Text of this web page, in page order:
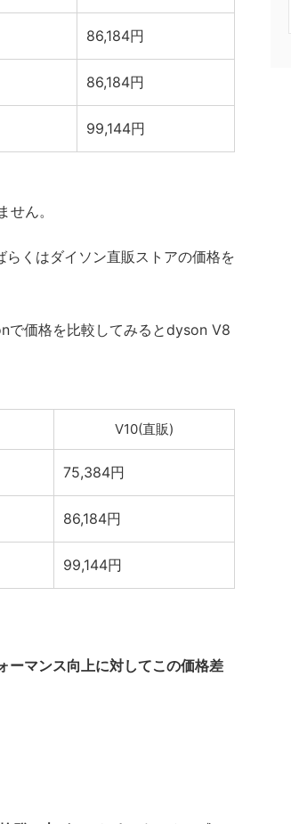
86,184円
86,184円
99,144円
ん。
くはダイソン直販ストアの価格を
で価格を比較してみるとdyson V8
V10(直販)
75,384円
86,184円
99,144円
ーマンス向上に対してこの価格差